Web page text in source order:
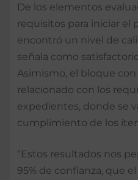
De los elementos
requisitos para iniciar el
encontró un nivel de
señala como
Asimismo, el bloque
relacionado con los
expedientes, donde se
cumplimiento de los
“Estos resultados nos
95% de confianza, que